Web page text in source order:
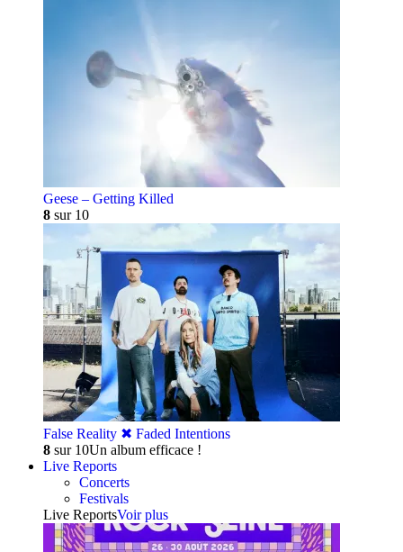
Geese – Getting Killed
8 sur 10
False Reality ✖︎ Faded Intentions
8 sur 10Un album efficace !
Live Reports
Concerts
Festivals
Live ReportsVoir plus